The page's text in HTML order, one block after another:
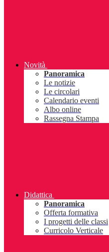
Novità
Panoramica
Le notizie
Le circolari
Calendario eventi
Albo online
Rassegna Stampa
Didattica
Panoramica
Offerta formativa
I progetti delle classi
Curricolo Verticale